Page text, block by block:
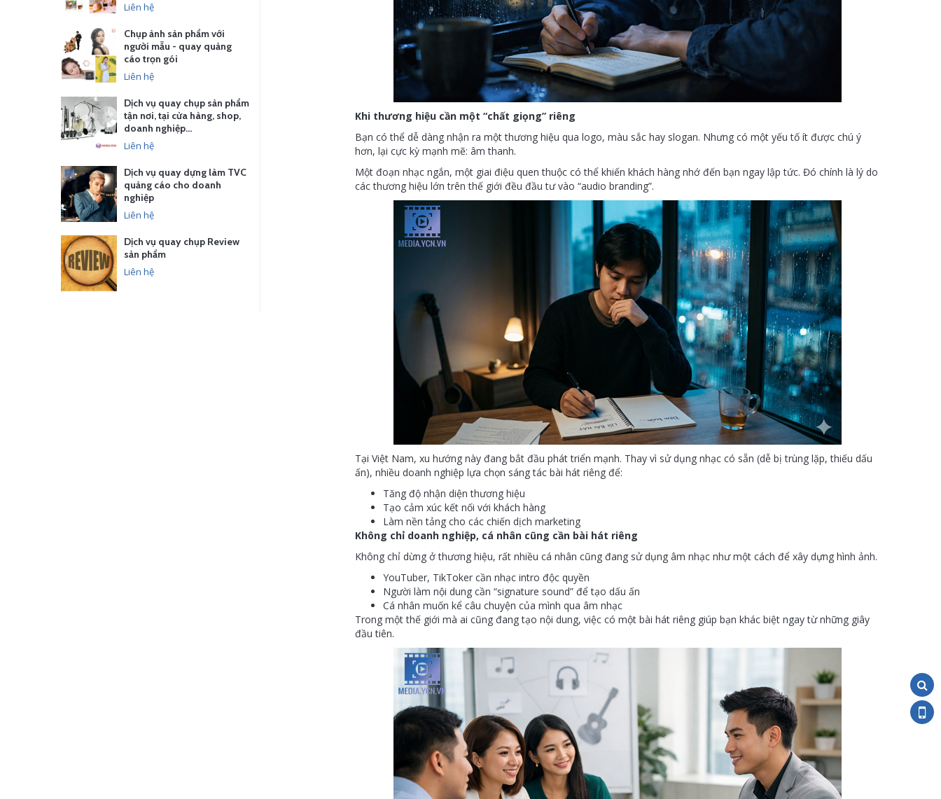
Khi thương hiệu cần một “chất giọng” riêng
Bạn có thể dễ dàng nhận ra một thương hiệu qua logo, màu sắc hay slogan. Nhưng có một yếu tố ít được chú ý
hơn, lại cực kỳ mạnh mẽ: âm thanh.
Một đoạn nhạc ngắn, một giai điệu quen thuộc có thể khiến khách hàng nhớ đến bạn ngay lập tức. Đó chính là lý do
các thương hiệu lớn trên thế giới đều đầu tư vào “audio branding”.
Tại Việt Nam, xu hướng này đang bắt đầu phát triển mạnh. Thay vì sử dụng nhạc có sẵn (dễ bị trùng lặp, thiếu dấu
ấn), nhiều doanh nghiệp lựa chọn sáng tác bài hát riêng để:
Tăng độ nhận diện thương hiệu
Tạo cảm xúc kết nối với khách hàng
Làm nền tảng cho các chiến dịch marketing
Không chỉ doanh nghiệp, cá nhân cũng cần bài hát riêng
Không chỉ dừng ở thương hiệu, rất nhiều cá nhân cũng đang sử dụng âm nhạc như một cách để xây dựng hình ảnh.
YouTuber, TikToker cần nhạc intro độc quyền
Người làm nội dung cần “signature sound” để tạo dấu ấn
Cá nhân muốn kể câu chuyện của mình qua âm nhạc
Trong một thế giới mà ai cũng đang tạo nội dung, việc có một bài hát riêng giúp bạn khác biệt ngay từ những giây
đầu tiên.
Liên hệ
Chụp ảnh sản phẩm với
người mẫu - quay quảng
cáo trọn gói
Liên hệ
Dịch vụ quay chụp sản phẩm
tận nơi, tại cửa hàng, shop,
doanh nghiệp…
Liên hệ
Dịch vụ quay dựng làm TVC
quảng cáo cho doanh
nghiệp
Liên hệ
Dịch vụ quay chụp Review
sản phẩm
Liên hệ